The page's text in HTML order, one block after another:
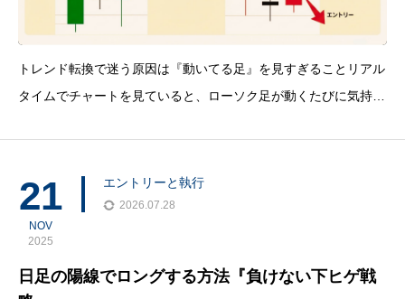
トレンド転換で迷う原因は『動いてる足』を見すぎることリアル
タイムでチャートを見ていると、ローソク足が動くたびに気持ち
のが『確定足』です。 『確定足』＝その
21
NOV
2025
エントリーと執行
2026.07.28
日足の陽線でロングする方法『負けない下ヒゲ戦